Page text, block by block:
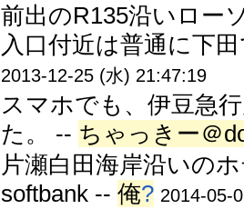
前出のR135沿いロー
入口付近は普通に下
2013-12-25 (水) 21:47:19
スマホでも、伊豆急
た。 -- ちゃっきー＠
片瀬白田海岸沿いの
softbank --俺? 2014-05-